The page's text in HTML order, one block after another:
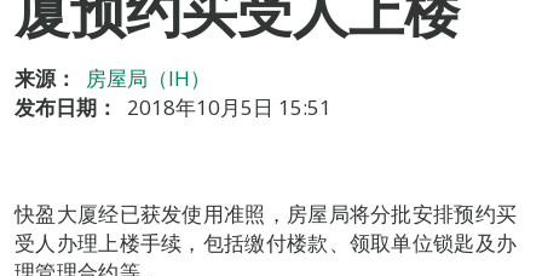
来源：
房屋局（IH）
发布日期：
2018年10月5日 15:51
快盈大厦经已获发使用准照，房屋局将分批安排预约买
受人办理上楼手续，包括缴付楼款、领取单位锁匙及办